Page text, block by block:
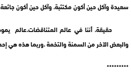
سعيدة وآكل حين أكون مكتئبة، وآكل حين أكون
حقيقة، أننا في عالم المتناقضات،عالم
والبعض الآخر من السمنة والتخمة ،وربما هذه هي
*********